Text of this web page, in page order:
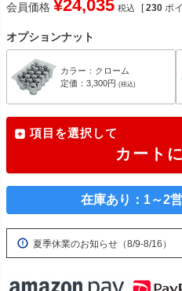
会員価格 ¥24,035 税込 [ 230 ポ
オプションナット
カラー：クローム
定価：3,300円 (税込)
項目を選択して
カート
在庫あり：1～2
夏季休業のお知らせ（8/9-8/16）